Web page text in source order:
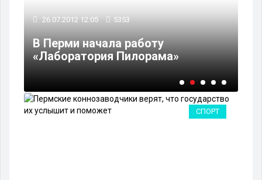
26.07.2012 12:05 5353
В Перми начала работу
«Лаборатория Пилорама»
СПОРТ